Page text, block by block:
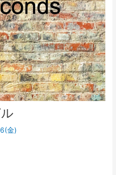
金)